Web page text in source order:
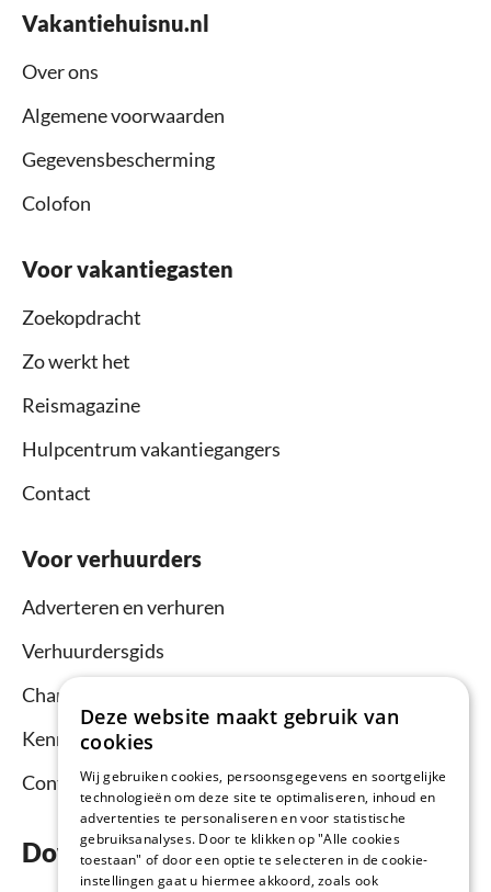
Vakantiehuisnu.nl
Over ons
Algemene voorwaarden
Gegevensbescherming
Colofon
Voor vakantiegasten
Zoekopdracht
Zo werkt het
Reismagazine
Hulpcentrum vakantiegangers
Contact
Voor verhuurders
Adverteren en verhuren
Verhuurdersgids
Channel Manager
Kennisbank verhuurders
Contact
Download nu de app
Deze website maakt gebruik van
cookies
Wij gebruiken cookies, persoonsgegevens en soortgelijke
technologieën om deze site te optimaliseren, inhoud en
advertenties te personaliseren en voor statistische
gebruiksanalyses. Door te klikken op "Alle cookies
toestaan" of door een optie te selecteren in de cookie-
instellingen gaat u hiermee akkoord, zoals ook